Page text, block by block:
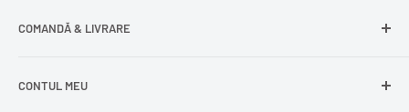
COMANDĂ & LIVRARE
Livrare gratuită
CONTUL MEU